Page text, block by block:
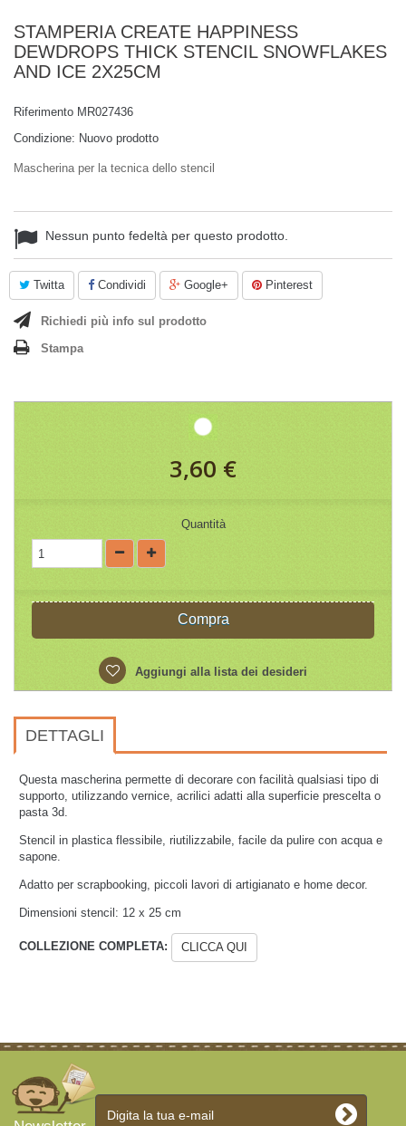
STAMPERIA CREATE HAPPINESS
DEWDROPS THICK STENCIL SNOWFLAKES
AND ICE 2X25CM
Riferimento MR027436
Condizione: Nuovo prodotto
Mascherina per la tecnica dello stencil
Nessun punto fedeltà per questo prodotto.
Twitta Condividi Google+ Pinterest
Richiedi più info sul prodotto
Stampa
3,60 €
Quantità
Compra
Aggiungi alla lista dei desideri
DETTAGLI
Questa mascherina permette di decorare con facilità qualsiasi tipo di
supporto, utilizzando vernice, acrilici adatti alla superficie prescelta o
pasta 3d.
Stencil in plastica flessibile, riutilizzabile, facile da pulire con acqua e
sapone.
Adatto per scrapbooking, piccoli lavori di artigianato e home decor.
Dimensioni stencil: 12 x 25 cm
COLLEZIONE COMPLETA: CLICCA QUI